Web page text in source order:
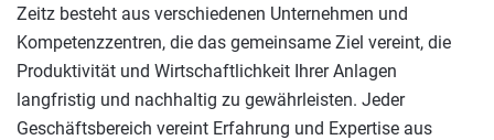
Zeitz besteht aus verschiedenen Unternehmen und
Kompetenzzentren, die das gemeinsame Ziel vereint, die
Produktivität und Wirtschaftlichkeit Ihrer Anlagen
langfristig und nachhaltig zu gewährleisten. Jeder
Geschäftsbereich vereint Erfahrung und Expertise aus